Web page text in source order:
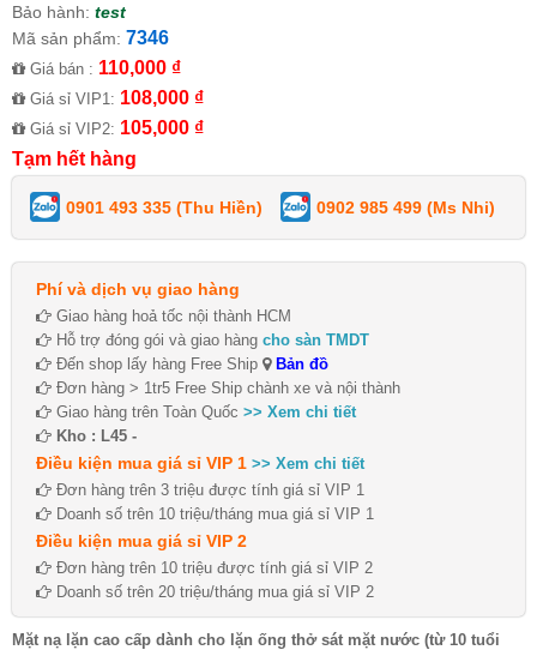
Bảo hành: test
Mã sản phẩm: 7346
Giá bán : 110,000 ₫
Giá sỉ VIP1: 108,000 ₫
Giá sỉ VIP2: 105,000 ₫
Tạm hết hàng
0901 493 335 (Thu Hiền) 0902 985 499 (Ms Nhi)
Phí và dịch vụ giao hàng
Giao hàng hoả tốc nội thành HCM
Hỗ trợ đóng gói và giao hàng cho sàn TMDT
Đến shop lấy hàng Free Ship
Bản đồ
Đơn hàng > 1tr5 Free Ship chành xe và nội thành
Giao hàng trên Toàn Quốc >> Xem chi tiết
Kho : L45 -
Điều kiện mua giá sỉ VIP 1 >> Xem chi tiết
Đơn hàng trên 3 triệu được tính giá sỉ VIP 1
Doanh số trên 10 triệu/tháng mua giá sỉ VIP 1
Điều kiện mua giá sỉ VIP 2
Đơn hàng trên 10 triệu được tính giá sỉ VIP 2
Doanh số trên 20 triệu/tháng mua giá sỉ VIP 2
Mặt nạ lặn cao cấp dành cho lặn ống thở sát mặt nước (từ 10 tuổi